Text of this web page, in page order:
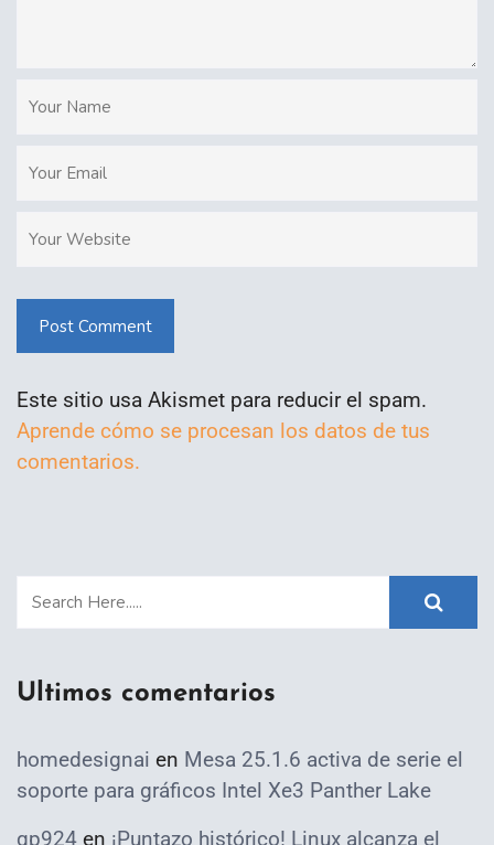
Post Comment
Este sitio usa Akismet para reducir el spam.
Aprende cómo se procesan los datos de tus
comentarios.
Ultimos comentarios
homedesignai en Mesa 25.1.6 activa de serie el
soporte para gráficos Intel Xe3 Panther Lake
qp924 en ¡Puntazo histórico! Linux alcanza el